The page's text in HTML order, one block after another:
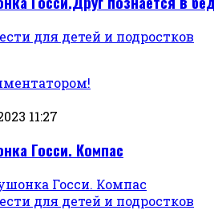
для детей и подростков
11:27
Госси. Компас
для детей и подростков